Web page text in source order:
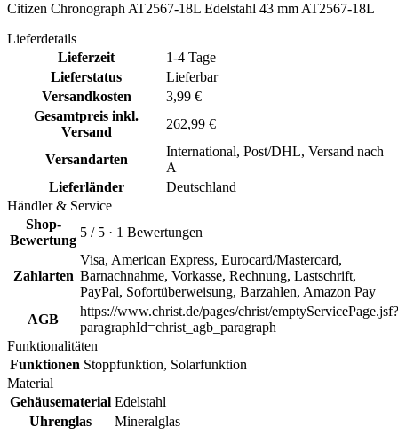
Citizen Chronograph AT2567-18L Edelstahl 43 mm AT2567-18L
Lieferdetails
Lieferzeit
1-4 Tage
Lieferstatus
Lieferbar
Versandkosten
3,99 €
Gesamtpreis inkl.
Versand
262,99 €
Versandarten
International, Post/DHL, Versand nach
A
Lieferländer
Deutschland
Händler & Service
Shop-
Bewertung
5 / 5 · 1 Bewertungen
Zahlarten
Visa, American Express, Eurocard/Mastercard,
Barnachnahme, Vorkasse, Rechnung, Lastschrift,
PayPal, Sofortüberweisung, Barzahlen, Amazon Pay
AGB
https://www.christ.de/pages/christ/emptyServicePage.jsf?
paragraphId=christ_agb_paragraph
Funktionalitäten
Funktionen Stoppfunktion, Solarfunktion
Material
Gehäusematerial Edelstahl
Uhrenglas
Mineralglas